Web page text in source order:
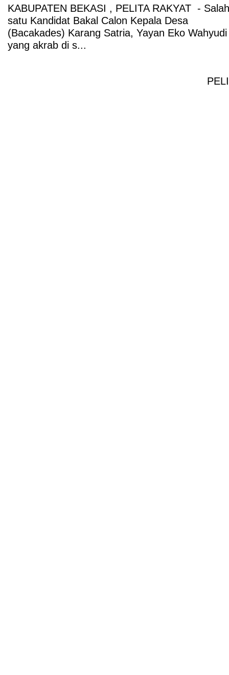
KABUPATEN BEKASI , PELITA RAKYAT - Salah
satu Kandidat Bakal Calon Kepala Desa
(Bacakades) Karang Satria, Yayan Eko Wahyudi
yang akrab di s...